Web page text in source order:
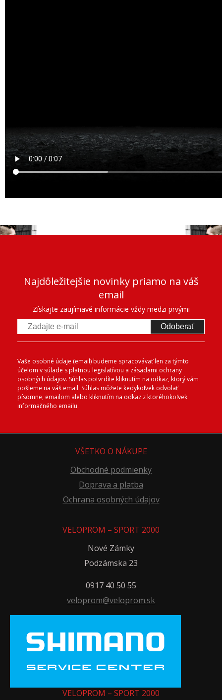
Najdôležitejšie novinky priamo na váš
email
Získajte zaujímavé informácie vždy medzi prvými
Odoberať
Vaše osobné údaje (email) budeme spracovávať len za týmto
účelom v súlade s platnou legislatívou a zásadami ochrany
osobných údajov. Súhlas potvrdíte kliknutím na odkaz, ktorý vám
pošleme na váš email. Súhlas môžete kedykoľvek odvolať
písomne, emailom alebo kliknutím na odkaz z ktoréhokoľvek
informačného emailu.
VŠETKO O NÁKUPE
Obchodné podmienky
Doprava a platba
Ochrana osobných údajov
VELOPROM – SPORT 2000
Nové Zámky
Podzámska 23
0917 40 50 55
veloprom@veloprom.sk
VELOPROM – SPORT 2000